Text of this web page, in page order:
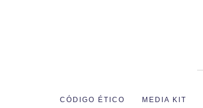
CÓDIGO ÉTICO MEDIA KIT